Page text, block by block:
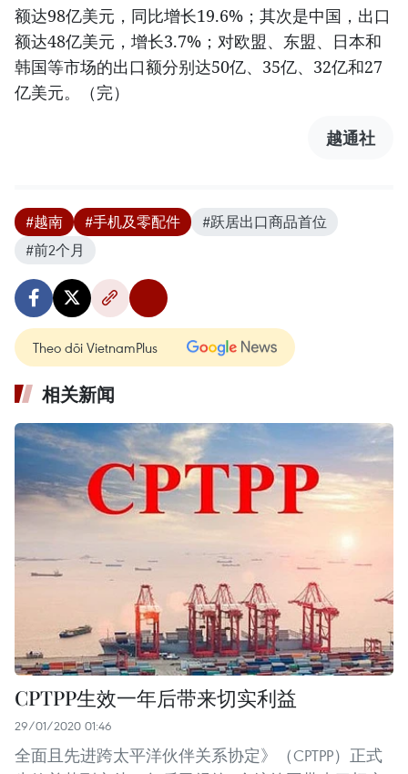
额达98亿美元，同比增长19.6%；其次是中国，出口
额达48亿美元，增长3.7%；对欧盟、东盟、日本和
韩国等市场的出口额分别达50亿、35亿、32亿和27
亿美元。（完）
越通社
#越南 #手机及零配件
#跃居出口商品首位
#前2个月
Theo dõi VietnamPlus
相关新闻
CPTPP生效一年后带来切实利益
29/01/2020 01:46
全面且先进跨太平洋伙伴关系协定》（CPTPP）正式